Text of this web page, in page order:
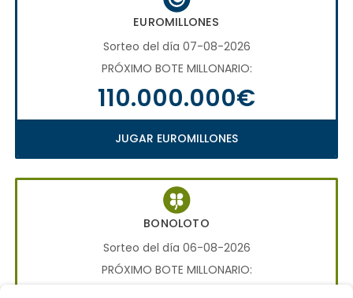
EUROMILLONES
Sorteo del día 07-08-2026
PRÓXIMO BOTE MILLONARIO:
110.000.000€
JUGAR EUROMILLONES
BONOLOTO
Sorteo del día 06-08-2026
PRÓXIMO BOTE MILLONARIO: